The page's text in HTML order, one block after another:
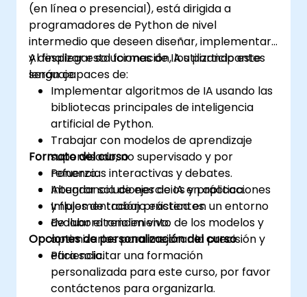
(en línea o presencial), está dirigida a
programadores de Python de nivel
intermedio que deseen diseñar, implementar
y desplegar soluciones de IA utilizando este
lenguaje.
Al finalizar esta formación, los participantes
serán capaces de:
Implementar algoritmos de IA usando las
bibliotecas principales de inteligencia
artificial de Python.
Trabajar con modelos de aprendizaje
supervisado, no supervisado y por
refuerzo.
Integrar soluciones de IA en aplicaciones
y flujos de trabajo existentes.
Evaluar el rendimiento de los modelos y
optimizarlos para mejorar la precisión y
eficiencia.
Formato del curso
Ponencias interactivas y debates.
Abundancia de ejercicios y práctica.
Implementación práctica en un entorno
de laboratorio en vivo.
Opciones de personalización del curso
Para solicitar una formación
personalizada para este curso, por favor
contáctenos para organizarla.